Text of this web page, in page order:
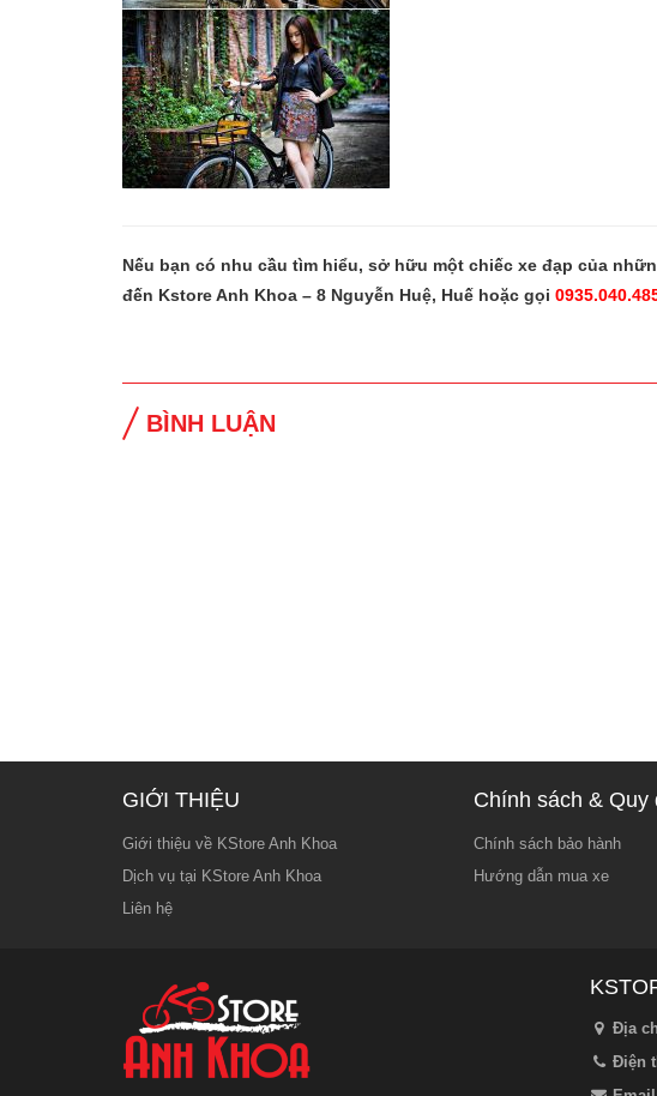
Nếu bạn có nhu cầu tìm hiểu, sở hữu một chiếc xe đạp của
đến Kstore Anh Khoa – 8 Nguyễn Huệ, Huế hoặc gọi
BÌNH LUẬN
GIỚI THIỆU
Giới thiệu về KStore Anh Khoa
Dịch vụ tại KStore Anh Khoa
Liên hệ
Chính sách & Quy
Chính sách bảo hành
Hướng dẫn mua xe
Địa
Điện